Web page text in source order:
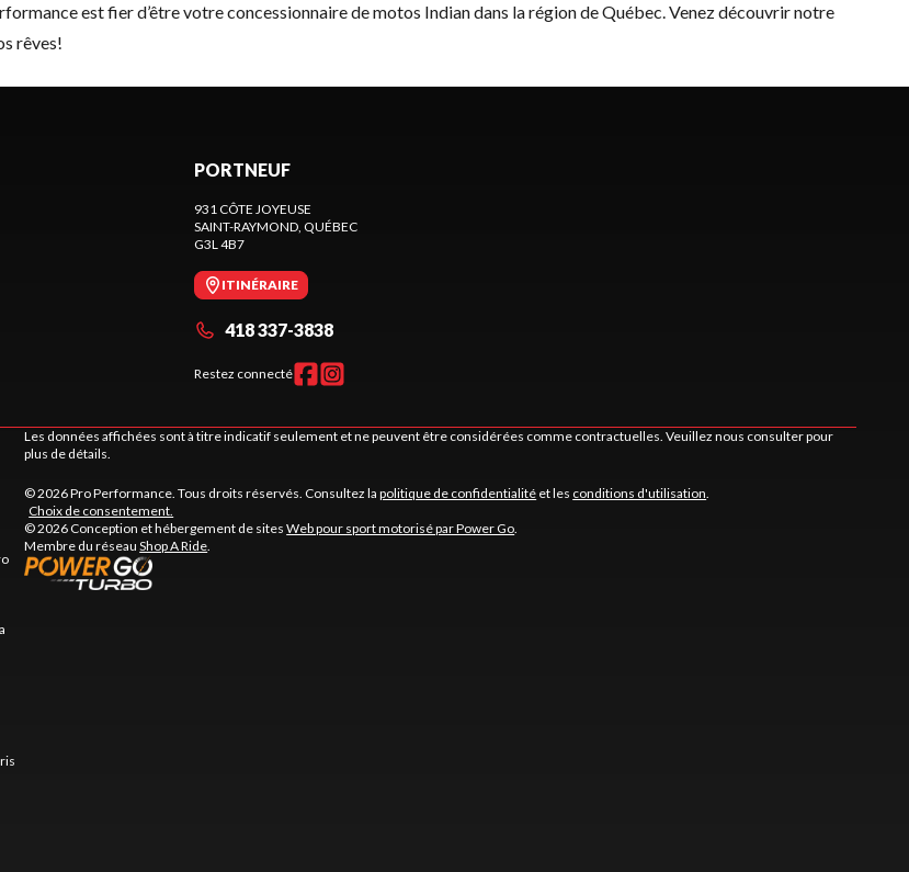
est fier d’être votre concessionnaire de motos Indian dans la région de Québec. Venez découvrir notre
rêves!
PORTNEUF
931 CÔTE JOYEUSE
SAINT-RAYMOND, QUÉBEC
G3L 4B7
ITINÉRAIRE
418 337-3838
Restez connecté
Les données affichées sont à titre indicatif seulement et ne peuvent être considérées comme contractuelles. Veuillez nous consulter pour
plus de détails.
© 2026 Pro Performance. Tous droits réservés. Consultez lapolitique de confidentialité et les conditions d'utilisation.
Choix de consentement.
© 2026 Conception et hébergement de sitesWeb pour sport motorisé par Power Go.
Membre du réseauShop A Ride.